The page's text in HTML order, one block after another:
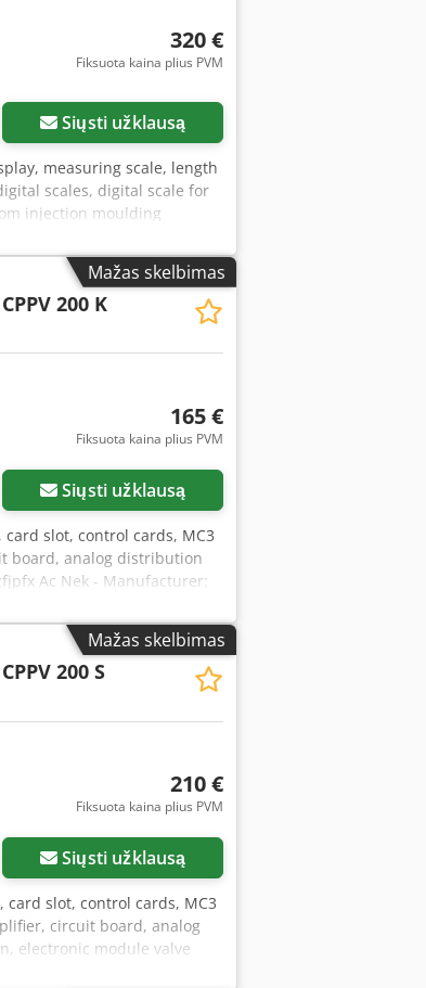
320 €
Fiksuota kaina plius PVM
Siųsti užklausą
measuring scale, length
scales, digital scale for
injection moulding
Asgzwxhsc Nsk -
Mažas skelbimas
CPPV 200 K
165 €
Fiksuota kaina plius PVM
Siųsti užklausą
slot, control cards, MC3
board, analog distribution
Ac Nek - Manufacturer:
200 K B 2525/00 -
mm - Weight: 0.4 kg/pc.
Mažas skelbimas
CPPV 200 S
210 €
Fiksuota kaina plius PVM
Siųsti užklausą
slot, control cards, MC3
circuit board, analog
electronic module valve
00 -Quantity: 1 module